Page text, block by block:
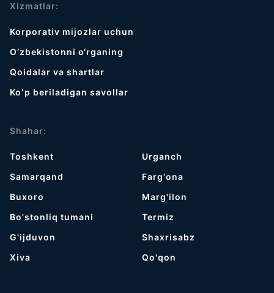
Xizmatlar:
Korporativ mijozlar uchun
O‘zbekistonni o‘rganing
Qoidalar va shartlar
Koʻp beriladigan savollar
Shahar:
Toshkent
Samarqand
Buxoro
Bo'stonliq tumani
G'ijduvon
Хiva
Urganch
Farg'ona
Marg'ilon
Termiz
Shaxrisabz
Qo'qon